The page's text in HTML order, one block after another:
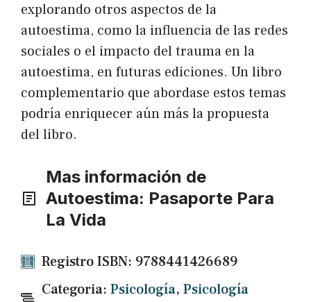
explorando otros aspectos de la
autoestima, como la influencia de las redes
sociales o el impacto del trauma en la
autoestima, en futuras ediciones. Un libro
complementario que abordase estos temas
podría enriquecer aún más la propuesta
del libro.
Mas información de
Autoestima: Pasaporte Para
La Vida
Registro ISBN: 9788441426689
Categoria: Psicología, Psicología